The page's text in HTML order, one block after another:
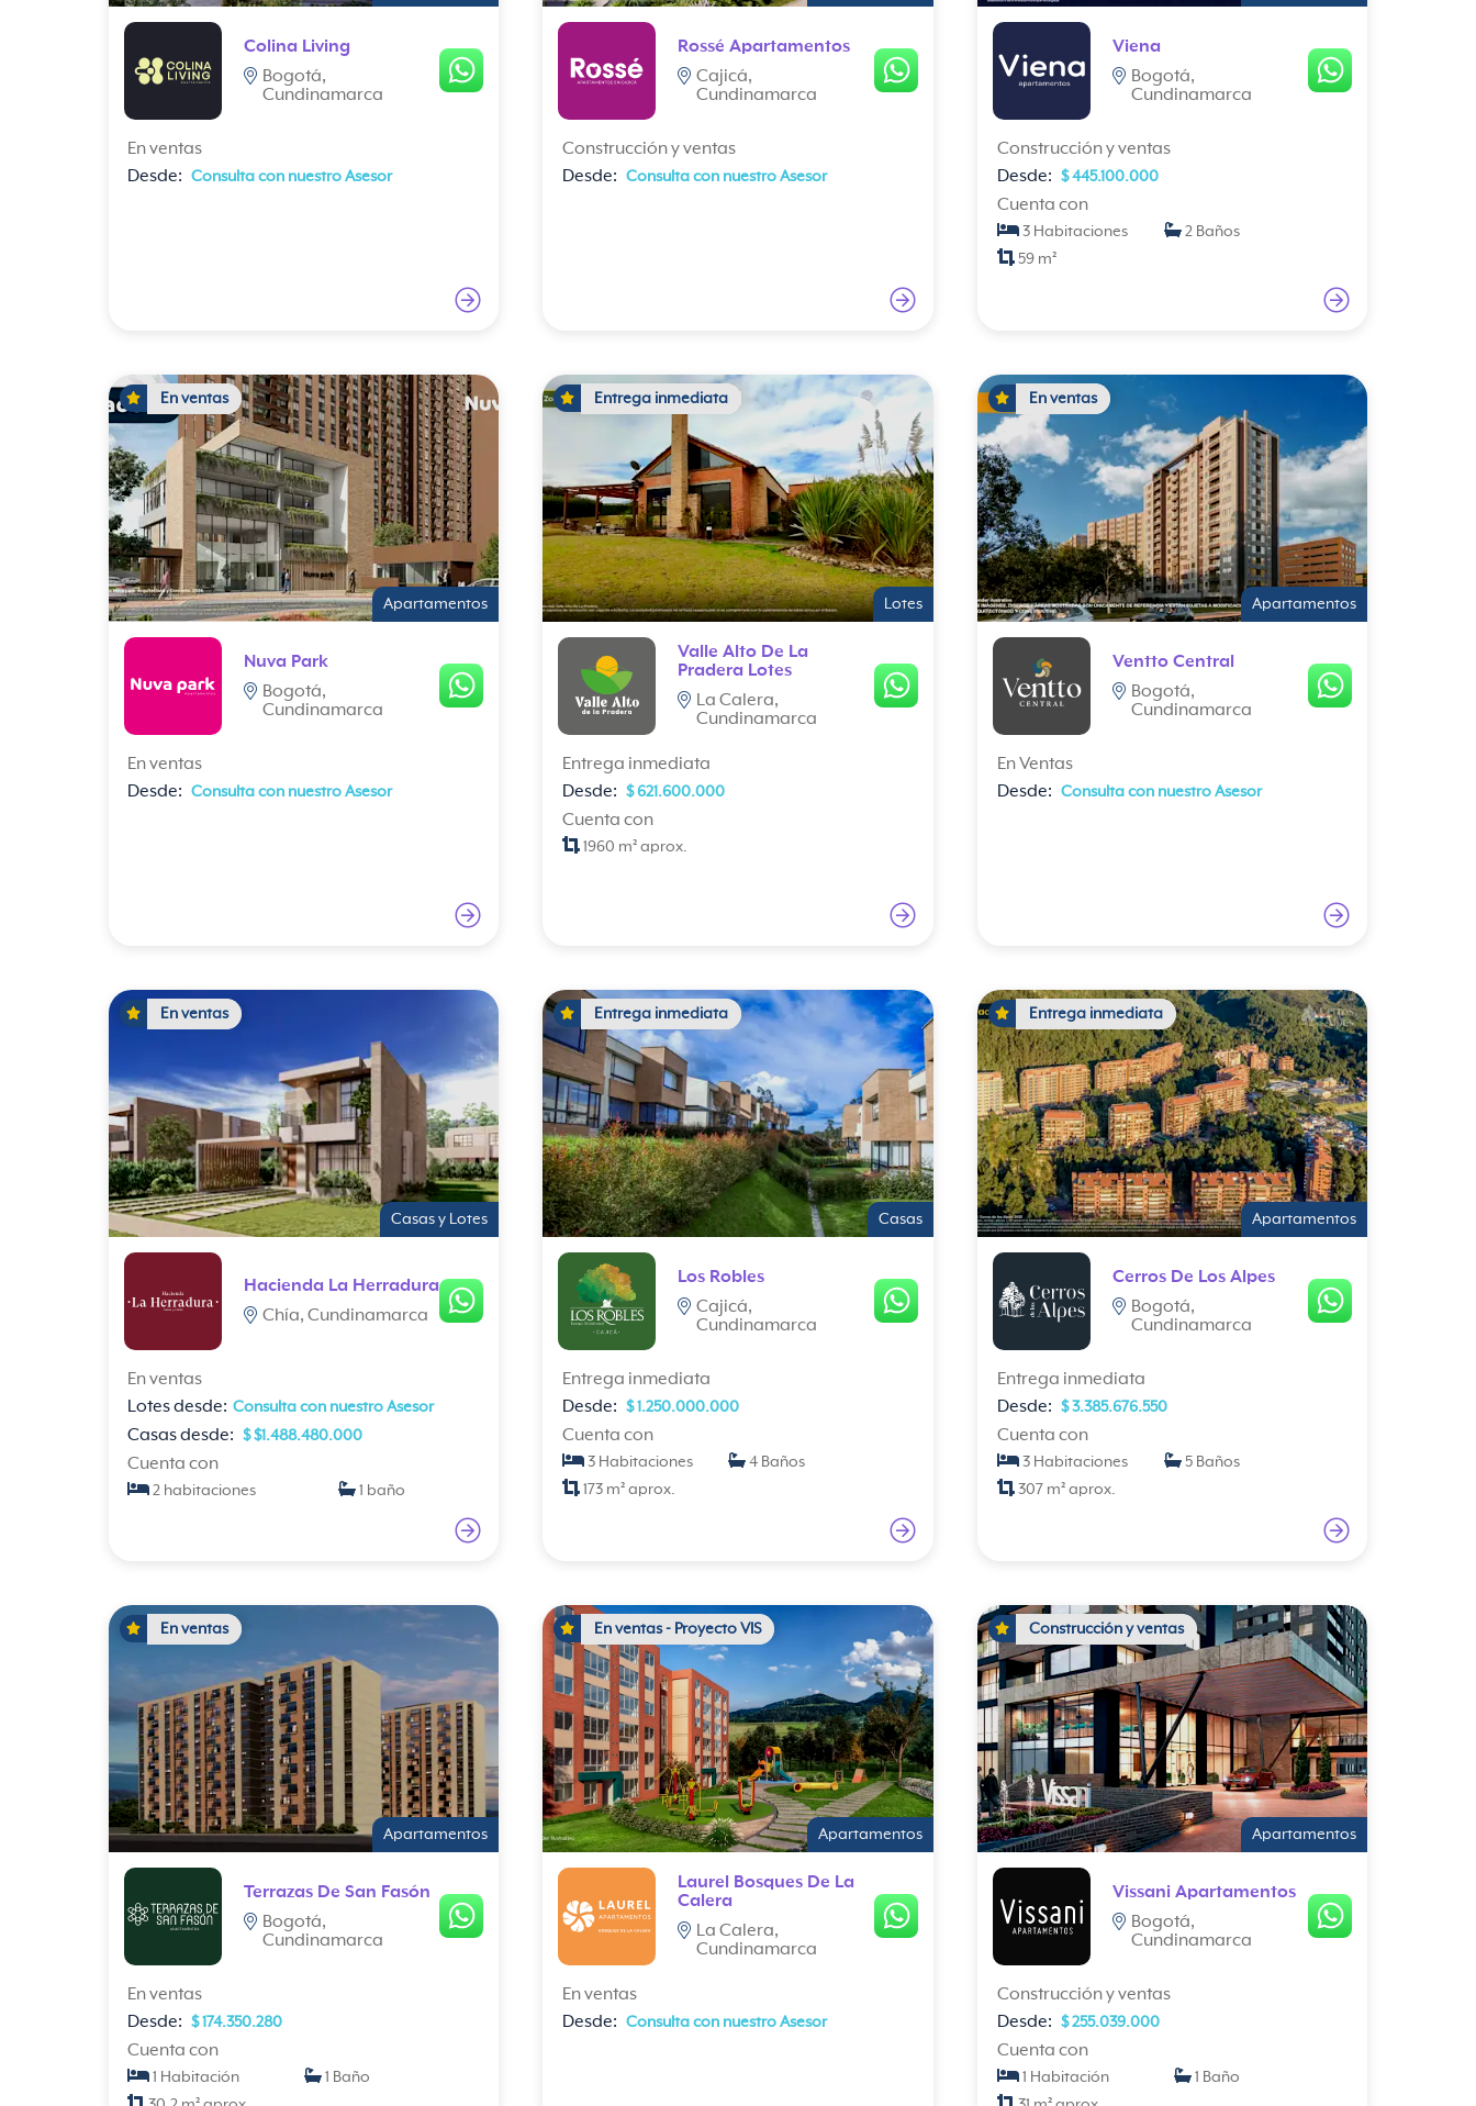
Colina Living
Bogotá,
Cundinamarca
En ventas
Desde: Consulta con nuestro Asesor
Rossé Apartamentos
Cajicá,
Cundinamarca
Construcción y ventas
Desde: Consulta con nuestro Asesor
Viena
Bogotá,
Cundinamarca
Construcción y ventas
Desde: $ 445.100.000
Cuenta con
3 Habitaciones
2 Baños
59 m²
En ventas
Apartamentos
Nuva Park
Bogotá,
Cundinamarca
En ventas
Desde: Consulta con nuestro Asesor
Entrega inmediata
Lotes
Valle Alto De La
Pradera Lotes
La Calera,
Cundinamarca
Entrega inmediata
Desde: $ 621.600.000
Cuenta con
1960 m² aprox.
En ventas
Apartamentos
Ventto Central
Bogotá,
Cundinamarca
En Ventas
Desde: Consulta con nuestro Asesor
En ventas
Casas y Lotes
Hacienda La Herradura
Chía, Cundinamarca
En ventas
Lotes desde: Consulta con nuestro Asesor
Casas desde: $ $1.488.480.000
Cuenta con
2 habitaciones 1 baño
Entrega inmediata
Casas
Los Robles
Cajicá,
Cundinamarca
Entrega inmediata
Desde: $ 1.250.000.000
Cuenta con
3 Habitaciones
4 Baños
173 m² aprox.
Entrega inmediata
Apartamentos
Cerros De Los Alpes
Bogotá,
Cundinamarca
Entrega inmediata
Desde: $ 3.385.676.550
Cuenta con
3 Habitaciones
5 Baños
307 m² aprox.
En ventas
Apartamentos
Terrazas De San Fasón
Bogotá,
Cundinamarca
En ventas
Desde: $ 174.350.280
Cuenta con
1 Habitación
1 Baño
En ventas - Proyecto VIS
Apartamentos
Laurel Bosques De La
Calera
La Calera,
Cundinamarca
En ventas
Desde: Consulta con nuestro Asesor
Construcción y ventas
Apartamentos
Vissani Apartamentos
Bogotá,
Cundinamarca
Construcción y ventas
Desde: $ 255.039.000
Cuenta con
1 Habitación
1 Baño